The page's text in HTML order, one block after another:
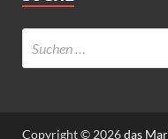
Copyright © 2026das